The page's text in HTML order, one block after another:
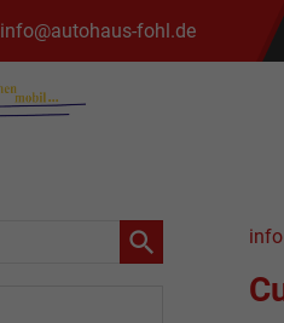
info@autohaus-fohl.de
info